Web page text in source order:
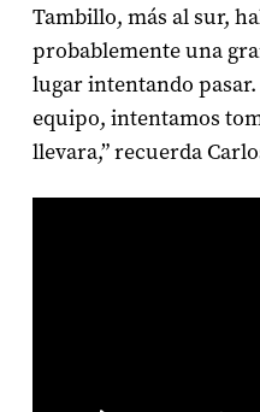
Tambillo, más al sur,
probablemente una
lugar intentando
equipo, intentamos
llevara,” recuerda